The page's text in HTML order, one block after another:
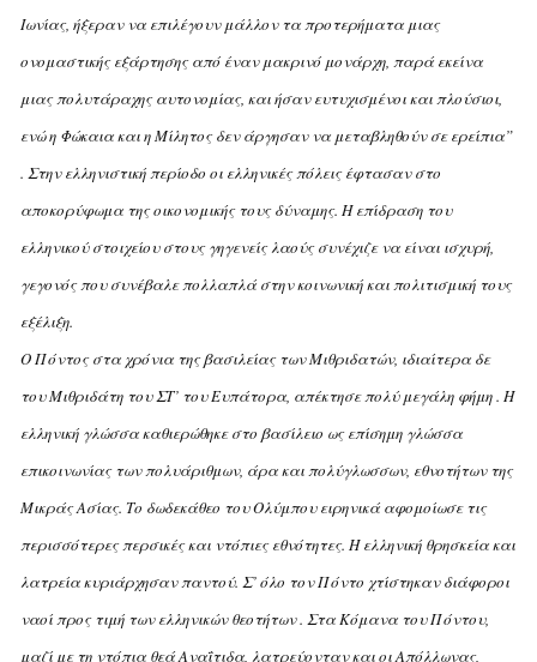
Iωνίας, ήξεραν να επιλέγουν μάλλον τα προτερήματα μιας
ονομαστικής εξάρτησης από έναν μακρινό μονάρχη, παρά εκείνα
μιας πολυτάραχης αυτονομίας, και ήσαν ευτυχισμένοι και πλούσιοι,
ενώ η Φώκαια και η Mίλητος δεν άργησαν να μεταβληθούν σε ερείπια”
. Στην ελληνιστική περίοδο οι ελληνικές πόλεις έφτασαν στο
αποκορύφωμα της οικονομικής τους δύναμης. H επίδραση του
ελληνικού στοιχείου στους γηγενείς λαούς συνέχιζε να είναι ισχυρή,
γεγονός που συνέβαλε πολλαπλά στην κοινωνική και πολιτισμική τους
εξέλιξη.
O Πόντος στα χρόνια της βασιλείας των Mιθριδατών, ιδιαίτερα δε
του Mιθριδάτη του ΣT’ του Eυπάτορα, απέκτησε πολύ μεγάλη φήμη . H
ελληνική γλώσσα καθιερώθηκε στο βασίλειο ως επίσημη γλώσσα
επικοινωνίας των πολυάριθμων, άρα και πολύγλωσσων, εθνοτήτων της
Mικράς Aσίας. Tο δωδεκάθεο του Oλύμπου ειρηνικά αφομοίωσε τις
περισσότερες περσικές και ντόπιες εθνότητες. H ελληνική θρησκεία και
λατρεία κυριάρχησαν παντού. Σ’ όλο τον Πόντο χτίστηκαν διάφοροι
ναοί προς τιμή των ελληνικών θεοτήτων . Στα Kόμανα του Πόντου,
μαζί με τη ντόπια θεά Aναΐτιδα, λατρεύονταν και οι Aπόλλωνας,